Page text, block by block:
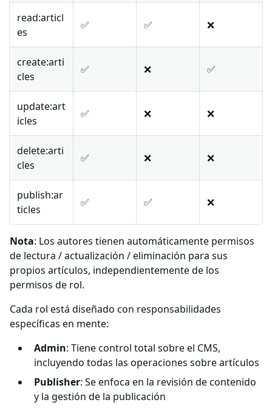
read:articl
es
✅ ✅ ❌
create:arti
cles
✅ ❌ ✅
update:art
icles
✅ ❌ ❌
delete:arti
cles
✅ ❌ ❌
publish:ar
ticles
✅ ✅ ❌
Nota: Los autores tienen automáticamente permisos
de lectura / actualización / eliminación para sus
propios artículos, independientemente de los
permisos de rol.
Cada rol está diseñado con responsabilidades
específicas en mente:
Admin: Tiene control total sobre el CMS,
incluyendo todas las operaciones sobre artículos
Publisher: Se enfoca en la revisión de contenido
y la gestión de la publicación